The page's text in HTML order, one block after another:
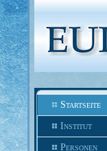
Startseite
Institut
Personen